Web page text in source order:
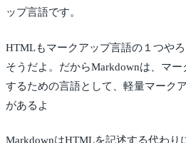
ップ言語です。
HTMLもマークアップ言語の１つやろ
そうだよ。だからMarkdownは、マ
するための言語として、軽量マーク
があるよ
MarkdownはHTMLを記述する代わり